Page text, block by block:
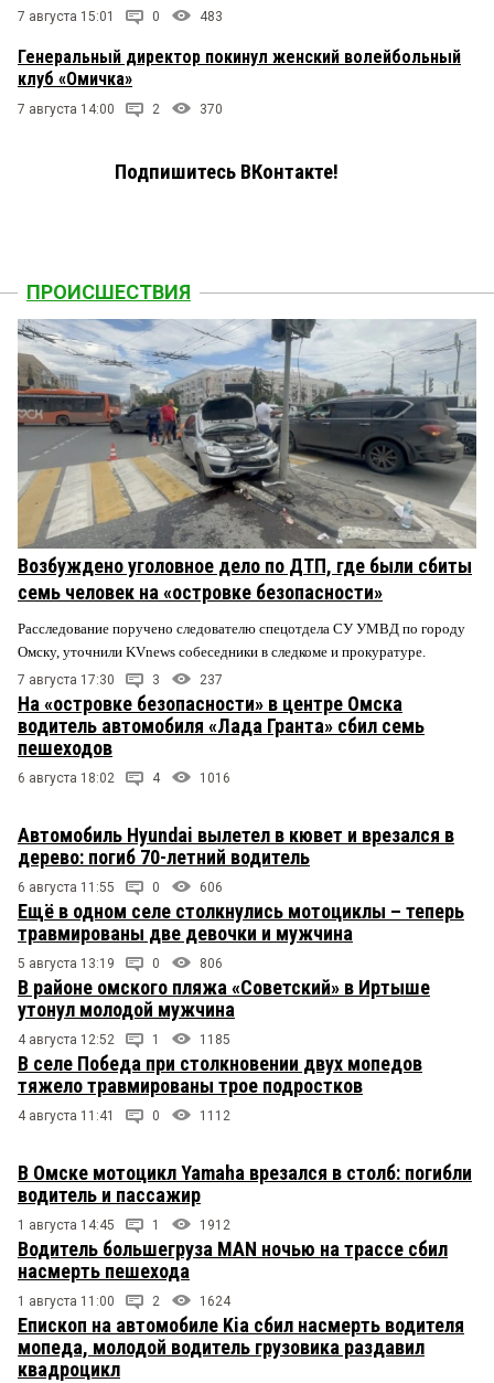
7 августа 15:01 0 483
Генеральный директор покинул женский волейбольный
клуб «Омичка»
7 августа 14:00 2 370
Подпишитесь ВКонтакте!
ПРОИСШЕСТВИЯ
Возбуждено уголовное дело по ДТП, где были сбиты
семь человек на «островке безопасности»
Расследование поручено следователю спецотдела СУ УМВД по городу
Омску, уточнили KVnews собеседники в следкоме и прокуратуре.
7 августа 17:30 3 237
На «островке безопасности» в центре Омска
водитель автомобиля «Лада Гранта» сбил семь
пешеходов
6 августа 18:02 4 1016
Автомобиль Hyundai вылетел в кювет и врезался в
дерево: погиб 70-летний водитель
6 августа 11:55 0 606
Ещё в одном селе столкнулись мотоциклы – теперь
травмированы две девочки и мужчина
5 августа 13:19 0 806
В районе омского пляжа «Советский» в Иртыше
утонул молодой мужчина
4 августа 12:52 1 1185
В селе Победа при столкновении двух мопедов
тяжело травмированы трое подростков
4 августа 11:41 0 1112
В Омске мотоцикл Yamaha врезался в столб: погибли
водитель и пассажир
1 августа 14:45 1 1912
Водитель большегруза MAN ночью на трассе сбил
насмерть пешехода
1 августа 11:00 2 1624
Епископ на автомобиле Kia сбил насмерть водителя
мопеда, молодой водитель грузовика раздавил
квадроцикл